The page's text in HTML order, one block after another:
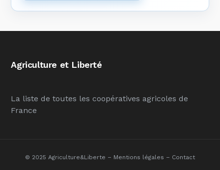
Agriculture et Liberté
La liste de toutes les coopératives agricoles de
France
© 2025 Agriculture&Liberte – Mentions légales – Contact